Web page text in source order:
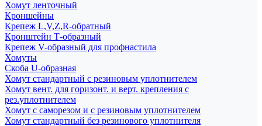
Хомут ленточный
Кроншейны
Крепеж L,V,Z,R-обратный
Кронштейн Т-образный
Крепеж V-образный для профнастила
Хомуты
Скоба U-образная
Хомут стандартный с резиновым уплотнителем
Хомут вент. для горизонт. и верт. крепления с
рез.уплотнителем
Хомут с саморезом и с резиновым уплотнителем
Хомут стандартный без резинового уплотнителя